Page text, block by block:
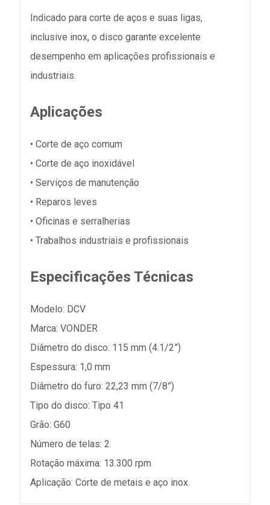
Indicado para corte de aços e suas ligas,
inclusive inox, o disco garante excelente
desempenho em aplicações profissionais e
industriais.
Aplicações
• Corte de aço comum
• Corte de aço inoxidável
• Serviços de manutenção
• Reparos leves
• Oficinas e serralherias
• Trabalhos industriais e profissionais
Especificações Técnicas
Modelo: DCV
Marca: VONDER
Diâmetro do disco: 115 mm (4.1/2”)
Espessura: 1,0 mm
Diâmetro do furo: 22,23 mm (7/8”)
Tipo do disco: Tipo 41
Grão: G60
Número de telas: 2
Rotação máxima: 13.300 rpm
Aplicação: Corte de metais e aço inox.